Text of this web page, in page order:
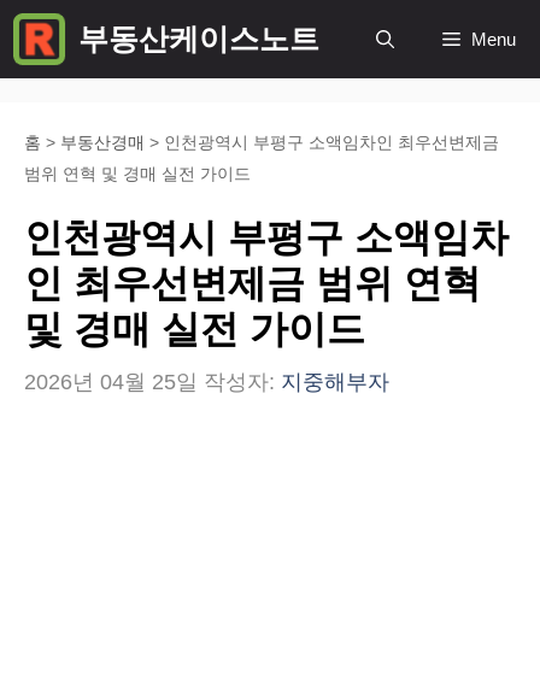
컨
텐
부동산케이스노트 Menu
홈 > 부동산경매 > 인천광역시 부평구 소액임차인 최우선변제금
범위 연혁 및 경매 실전 가이드
인천광역시 부평구 소액임차
인 최우선변제금 범위 연혁
및 경매 실전 가이드
2026년 04월 25일 작성자: 지중해부자